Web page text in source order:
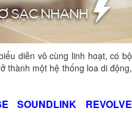
diễn vô cùng linh hoạt, có bộ
thành một hệ thống loa di động,
SOUNDLINK REVOLVE